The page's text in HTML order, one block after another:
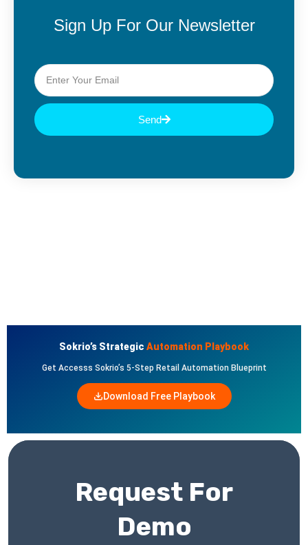
Sign Up For Our Newsletter
Send
Sokrio’s Strategic Automation Playbook
Get Accesss Sokrio’s 5-Step Retail Automation Blueprint
Download Free Playbook
Request For
Demo